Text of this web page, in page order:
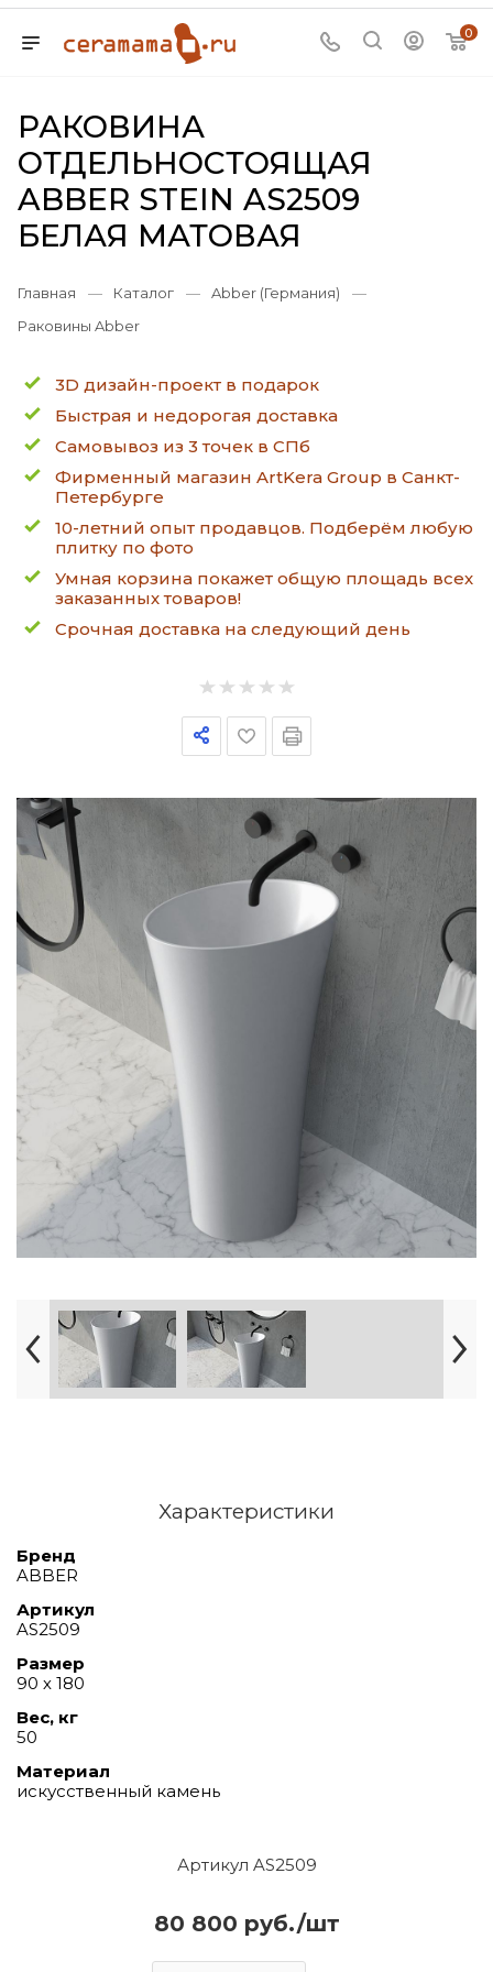
0
РАКОВИНА
ОТДЕЛЬНОСТОЯЩАЯ
ABBER STEIN AS2509
БЕЛАЯ МАТОВАЯ
Главная — Каталог — Abber (Германия)
—
Раковины Abber
3D дизайн-проект в подарок
Быстрая и недорогая доставка
Самовывоз из 3 точек в СПб
Фирменный магазин ArtKera Group в Санкт-
Петербурге
10-летний опыт продавцов. Подберём любую
плитку по фото
Умная корзина покажет общую площадь всех
заказанных товаров!
Срочная доставка на следующий день
Артикул AS2509
80 800 руб./шт
Характеристики
Бренд
ABBER
Артикул
AS2509
Размер
90 х 180
Вес, кг
50
Материал
искусственный камень